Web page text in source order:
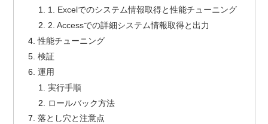
1. Excelでのシステム情報取得と性能チューニング
2. Accessでの詳細システム情報取得と出力
性能チューニング
検証
運用
実行手順
ロールバック方法
落とし穴と注意点